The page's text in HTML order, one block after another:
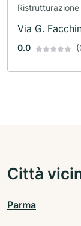
Ristrutturazione
Via G.
0.0
Città
Parma